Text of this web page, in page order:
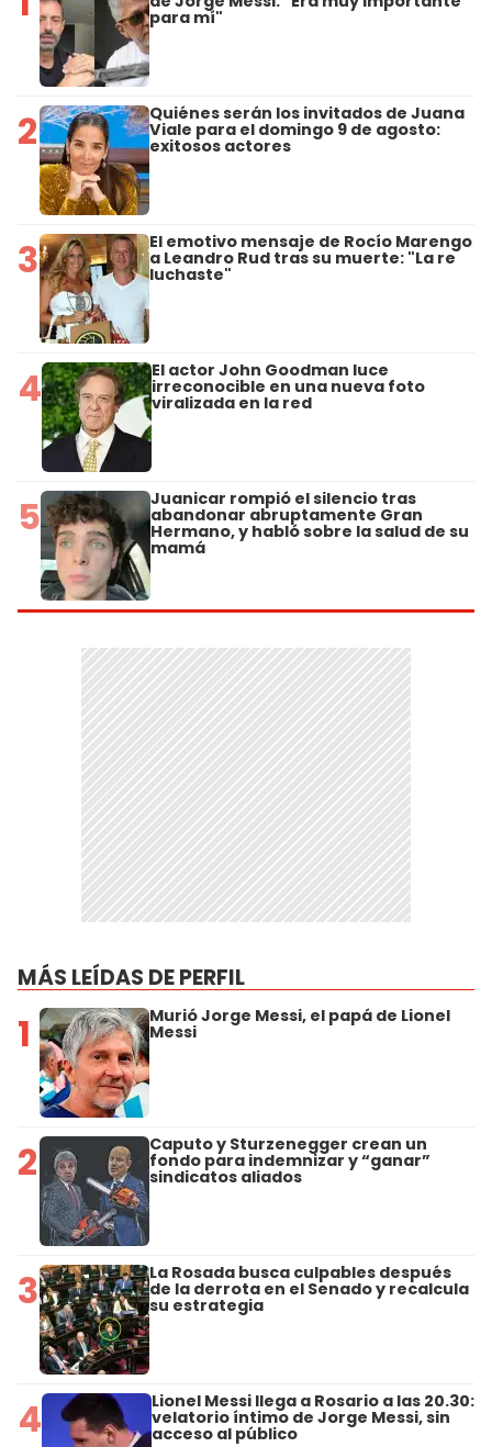
para mí"
2 Quiénes serán los invitados de Juana
Viale para el domingo 9 de agosto:
exitosos actores
3 El emotivo mensaje de Rocío Marengo
a Leandro Rud tras su muerte: "La re
luchaste"
4 El actor John Goodman luce
irreconocible en una nueva foto
viralizada en la red
5 Juanicar rompió el silencio tras
abandonar abruptamente Gran
Hermano, y habló sobre la salud de su
mamá
MÁS LEÍDAS DE PERFIL
1 Murió Jorge Messi, el papá de Lionel
Messi
2 Caputo y Sturzenegger crean un
fondo para indemnizar y “ganar”
sindicatos aliados
3 La Rosada busca culpables después
de la derrota en el Senado y recalcula
su estrategia
4 Lionel Messi llega a Rosario a las 20.30:
velatorio íntimo de Jorge Messi, sin
acceso al público